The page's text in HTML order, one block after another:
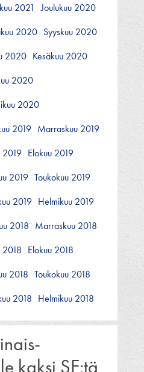
2021
Joulukuu 2020
2020 Syyskuu 2020
2020 Kesäkuu 2020
2020
2020
2019 Marraskuu 2019
2019 Elokuu 2019
2019 Toukokuu 2019
2019 Helmikuu 2019
2018 Marraskuu 2018
2018 Elokuu 2018
2018 Toukokuu 2018
2018 Helmikuu 2018
kaksi SE:tä